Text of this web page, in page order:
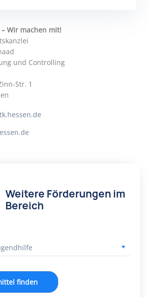
– Wir machen mit!
und Controlling
Str. 1
Weitere Förderungen im
Bereich
finden